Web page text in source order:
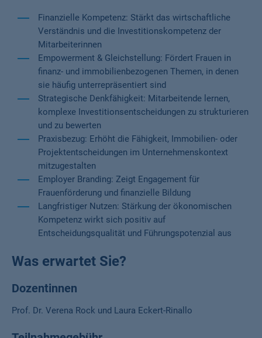
Finanzielle Kompetenz: Stärkt das wirtschaftliche
Verständnis und die Investitionskompetenz der
Mitarbeiterinnen
Empowerment & Gleichstellung: Fördert Frauen in
finanz- und immobilienbezogenen Themen, in denen
sie häufig unterrepräsentiert sind
Strategische Denkfähigkeit: Mitarbeitende lernen,
komplexe Investitionsentscheidungen zu strukturieren
und zu bewerten
Praxisbezug: Erhöht die Fähigkeit, Immobilien- oder
Projektentscheidungen im Unternehmenskontext
mitzugestalten
Employer Branding: Zeigt Engagement für
Frauenförderung und finanzielle Bildung
Langfristiger Nutzen: Stärkung der ökonomischen
Kompetenz wirkt sich positiv auf
Entscheidungsqualität und Führungspotenzial aus
Was erwartet Sie?
Dozentinnen
Prof. Dr. Verena Rock und Laura Eckert-Rinallo